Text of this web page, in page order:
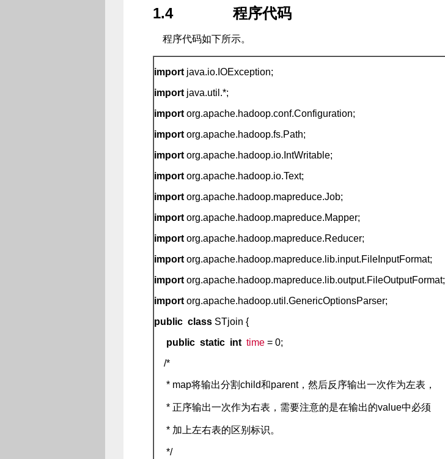
1.4 程序代码
程序代码如下所示。
import java.io.IOException;
import java.util.*;
import org.apache.hadoop.conf.Configuration;
import org.apache.hadoop.fs.Path;
import org.apache.hadoop.io.IntWritable;
import org.apache.hadoop.io.Text;
import org.apache.hadoop.mapreduce.Job;
import org.apache.hadoop.mapreduce.Mapper;
import org.apache.hadoop.mapreduce.Reducer;
import org.apache.hadoop.mapreduce.lib.input.FileInputFormat;
import org.apache.hadoop.mapreduce.lib.output.FileOutputFormat;
import org.apache.hadoop.util.GenericOptionsParser;
public class STjoin {
public static int time = 0;
/*
* map将输出分割child和parent，然后反序输出一次作为左表，
* 正序输出一次作为右表，需要注意的是在输出的value中必须
* 加上左右表的区别标识。
*/